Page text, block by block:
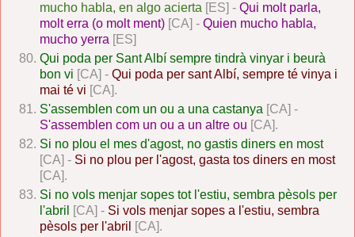
mucho habla, en algo acierta [ES] - Qui molt parla,
molt erra (o molt ment) [CA] - Quien mucho habla,
mucho yerra [ES]
Qui poda per Sant Albí sempre tindrà vinyar i beurà
bon vi [CA] - Qui poda per sant Albí, sempre té vinya i
mai té vi [CA].
S'assemblen com un ou a una castanya [CA] -
S'assemblen com un ou a un altre ou [CA].
Si no plou el mes d'agost, no gastis diners en most
[CA] - Si no plou per l'agost, gasta tos diners en most
[CA].
Si no vols menjar sopes tot l'estiu, sembra pèsols per
l'abril
[CA] - Si vols menjar sopes a l'estiu, sembra
pèsols per l'abril
[CA].